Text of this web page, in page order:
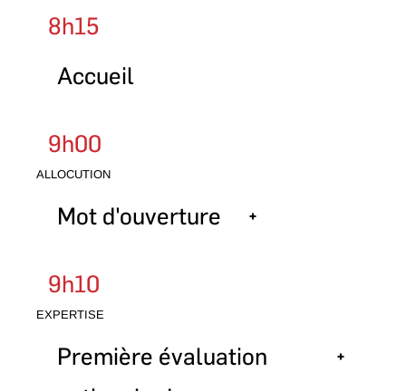
8h15
Accueil
9h00
ALLOCUTION
Mot d'ouverture
Sophie Vallerand
Animatrice de la journée
Biographie
9h10
EXPERTISE
Première évaluation